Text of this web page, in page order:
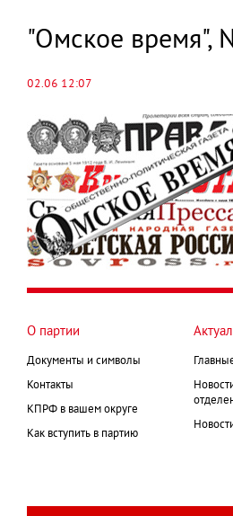
навигации
"Омское время",
02.06 12:07
О партии
Документы и символы
Контакты
КПРФ в вашем округе
Как вступить в партию